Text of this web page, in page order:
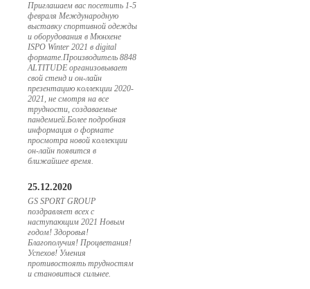
Приглашаем вас посетить 1-5
февраля Международную
выставку спортивной одежды
и оборудования в Мюнхене
ISPO Winter 2021 в digital
формате.Производитель 8848
ALTITUDE организовывает
свой стенд и он-лайн
презентацию коллекции 2020-
2021, не смотря на все
трудности, создаваемые
пандемией.Более подробная
информация о формате
просмотра новой коллекции
он-лайн появится в
ближайшее время.
25.12.2020
GS SPORT GROUP
поздравляет всех с
наступающим 2021 Новым
годом! Здоровья!
Благополучия! Процветания!
Успехов! Умения
противостоять трудностям
и становиться сильнее.